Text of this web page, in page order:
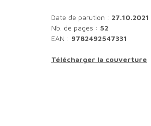
Date de parution : 27.10.2021
Nb. de pages : 52
EAN : 9782492547331
Télécharger la couverture